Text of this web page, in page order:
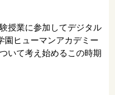
授業に参加してデジタル
園ヒューマンアカデミー
いて考え始めるこの時期